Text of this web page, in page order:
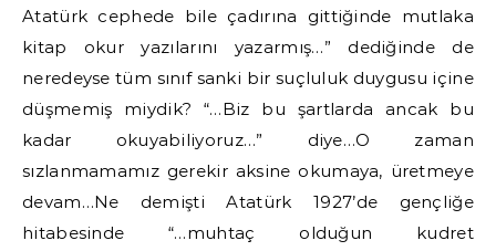
Atatürk cephede bile çadırına gittiğinde mutlaka
kitap okur yazılarını yazarmış…” dediğinde de
neredeyse tüm sınıf sanki bir suçluluk duygusu içine
düşmemiş miydik? “…Biz bu şartlarda ancak bu
kadar okuyabiliyoruz…” diye…O zaman
sızlanmamamız gerekir aksine okumaya, üretmeye
devam…Ne demişti Atatürk 1927’de gençliğe
hitabesinde “…muhtaç olduğun kudret